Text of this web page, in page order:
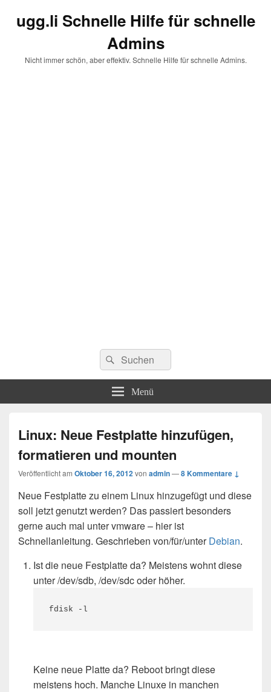
ugg.li Schnelle Hilfe für schnelle
Admins
Nicht immer schön, aber effektiv. Schnelle Hilfe für schnelle Admins.
Suchen
nach:
Suchen
Menü
Linux: Neue Festplatte hinzufügen,
formatieren und mounten
Veröffentlicht am Oktober 16, 2012von admin—8 Kommentare ↓
Neue Festplatte zu einem Linux hinzugefügt und diese
soll jetzt genutzt werden? Das passiert besonders
gerne auch mal unter vmware – hier ist
Schnellanleitung. Geschrieben von/für/unterDebian.
Ist die neue Festplatte da? Meistens wohnt diese
unter /dev/sdb, /dev/sdc oder höher.
fdisk -l
Keine neue Platte da? Reboot bringt diese
meistens hoch. Manche Linuxe in manchen